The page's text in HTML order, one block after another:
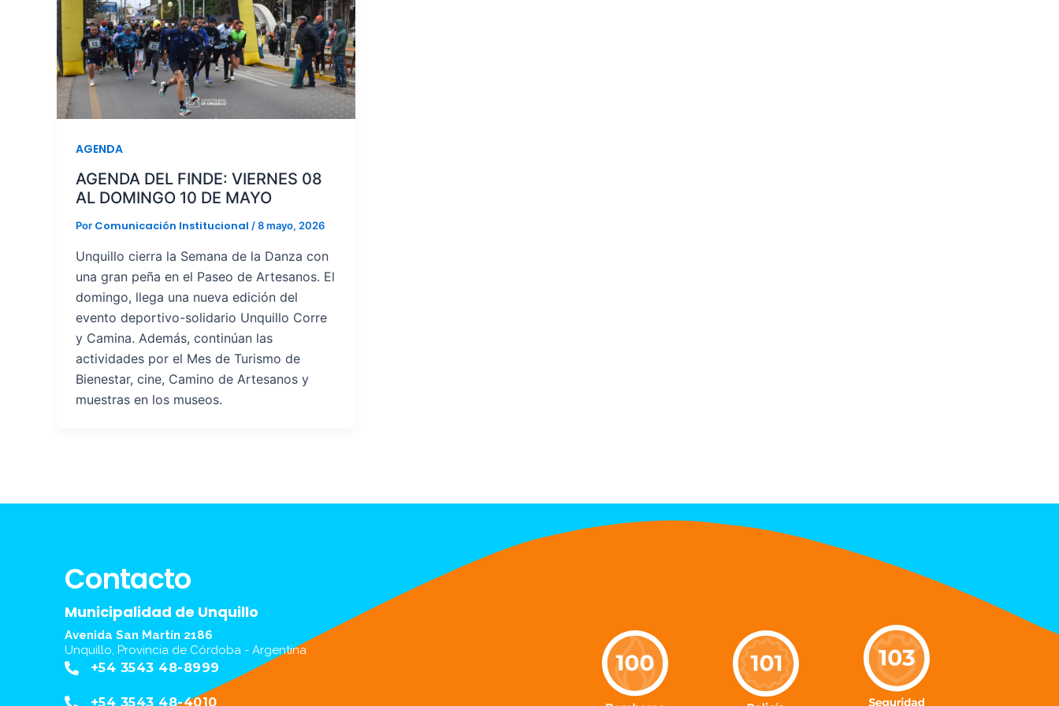
AGENDA
AGENDA DEL FINDE: VIERNES 08
AL DOMINGO 10 DE MAYO
Por Comunicación Institucional /8 mayo, 2026
Unquillo cierra la Semana de la Danza con
una gran peña en el Paseo de Artesanos. El
domingo, llega una nueva edición del
evento deportivo-solidario Unquillo Corre
y Camina. Además, continúan las
actividades por el Mes de Turismo de
Bienestar, cine, Camino de Artesanos y
muestras en los museos.
Contacto
Municipalidad de Unquillo
Avenida San Martín 2186
Unquillo, Provincia de Córdoba - Argentina
+54 3543 48-8999
+54 3543 48-4010